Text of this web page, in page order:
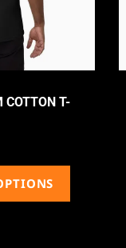
COTTON T-